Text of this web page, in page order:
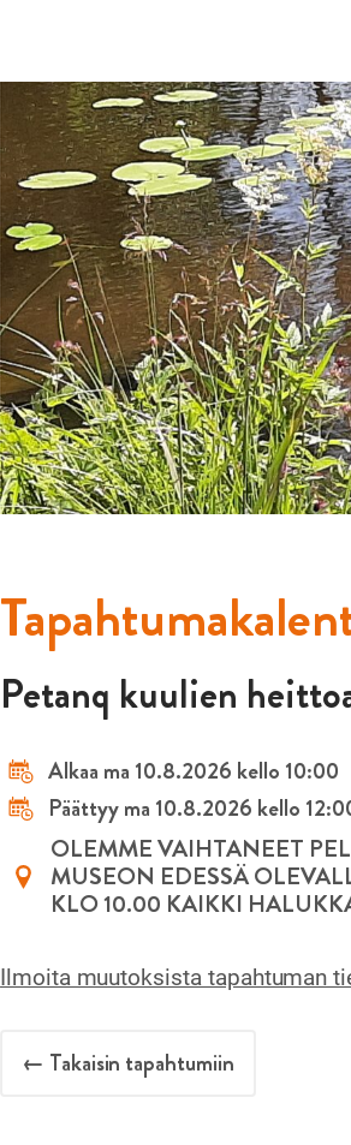
Petanq kuulien
Alkaa ma 10.8.2026 kello 10:00
Päättyy ma 10.8.2026 kello
OLEMME VAIHTANEET
MUSEON EDESSÄ
KLO 10.00 KAIKKI
Ilmoita muutoksista tapahtuman
← Takaisin tapahtumiin